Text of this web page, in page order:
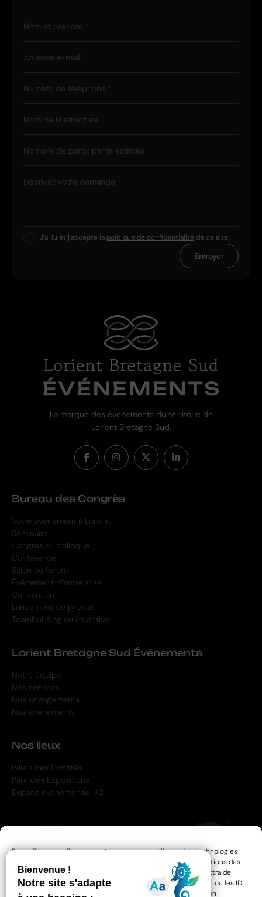
Pour offrir les meilleures expériences, nous utilisons des technologies
telles que les cookies pour stocker et/ou accéder aux informations des
appareils. Le fait de consentir à ces technologies nous permettra de
traiter des données telles que le comportement de navigation ou les ID
uniques sur ce site. Le fait de ne pas consentir ou de retirer son
Nom et prénom
Adresse e-mail
Numéro de téléphone
Nom de la structure
Nombre de participants estimés
Décrivez votre demande
J'ai lu et j'accepte la politique de confidentialité de ce site.
Envoyer
La marque des événements du territoire de
Lorient Bretagne Sud.
Bureau des Congrès
Votre événement à Lorient
Séminaire
Congrès ou colloque
Conférence
Salon ou forum
Événement d’entreprise
Convention
Lancement de produit
Teambuilding ou incentive
Lorient Bretagne Sud Événements
Notre équipe
Nos services
Nos engagements
Nos événements
Nos lieux
Palais des Congrès
Parc des Expositions
Espace événementiel K2